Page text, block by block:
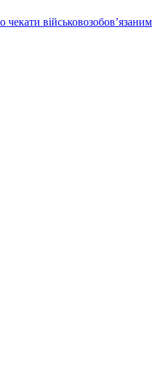
чекати військовозобов’язаним